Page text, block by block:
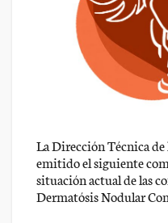
La Dirección Técnica
emitido el siguiente
situación actual de las
Dermatósis Nodular